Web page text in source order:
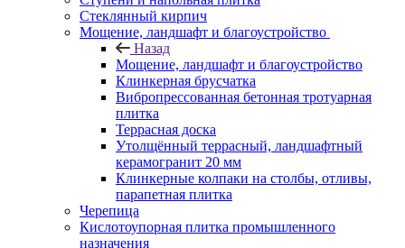
Cтеклянный кирпич
Мощение, ландшафт и благоустройство
Назад
Мощение, ландшафт и благоустройство
Клинкерная брусчатка
Вибропрессованная бетонная тротуарная
плитка
Террасная доска
Утолщённый террасный, ландшафтный
керамогранит 20 мм
Клинкерные колпаки на столбы, отливы,
парапетная плитка
Черепица
Кислотоупорная плитка промышленного
назначения